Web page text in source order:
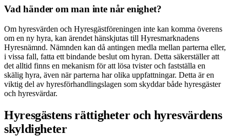
Vad händer om man inte når enighet?
Om hyresvärden och Hyresgästföreningen inte kan komma överens
om en ny hyra, kan ärendet hänskjutas till Hyresmarknadens
Hyresnämnd. Nämnden kan då antingen medla mellan parterna eller,
i vissa fall, fatta ett bindande beslut om hyran. Detta säkerställer att
det alltid finns en mekanism för att lösa tvister och fastställa en
skälig hyra, även när parterna har olika uppfattningar. Detta är en
viktig del av hyresförhandlingslagen som skyddar både hyresgäster
och hyresvärdar.
Hyresgästens rättigheter och hyresvärdens
skyldigheter